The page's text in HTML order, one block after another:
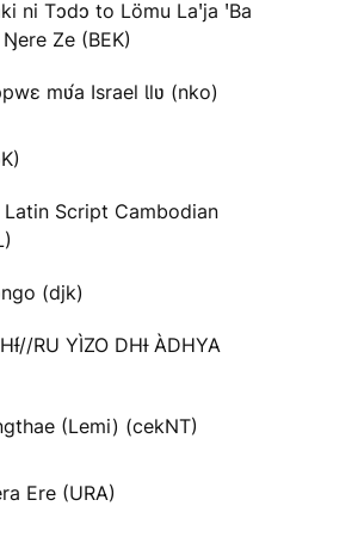
ni Tɔdɔ to Lömu Laꞌja ꞌBa
Ze (BEK)
mʋ́a Israel Ɩlʋ (nko)
Latin Script Cambodian
(djk)
RU YÌZO DHƗ ÀDHYA
(Lemi) (cekNT)
Ere (URA)